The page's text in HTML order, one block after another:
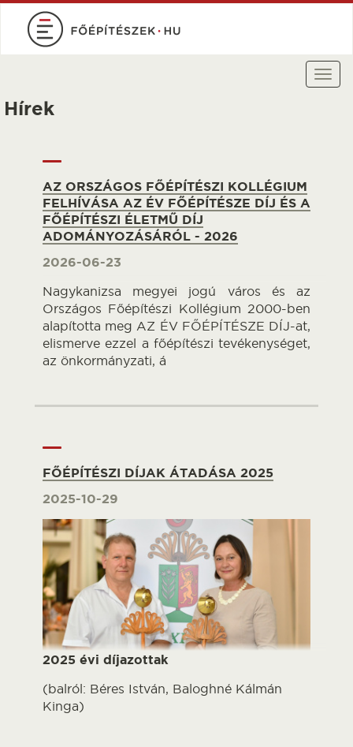
Ugrás
tartalomra
Hírek
AZ ORSZÁGOS FŐÉPÍTÉSZI KOLLÉGIUM
FELHÍVÁSA AZ ÉV FŐÉPÍTÉSZE DÍJ ÉS A
FŐÉPÍTÉSZI ÉLETMŰ DÍJ
ADOMÁNYOZÁSÁRÓL - 2026
2026-06-23
Nagykanizsa megyei jogú város és az
Országos Főépítészi Kollégium 2000-ben
alapította meg AZ ÉV FŐÉPÍTÉSZE DÍJ-at,
elismerve ezzel a főépítészi tevékenységet,
az önkormányzati, á
FŐÉPÍTÉSZI DÍJAK ÁTADÁSA 2025
2025-10-29
2025 évi díjazottak
(balról: Béres István, Baloghné Kálmán
Kinga)